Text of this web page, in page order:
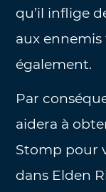
qu’il inflige
aux
également.
Par
aidera à
Stomp pour
dans Elden